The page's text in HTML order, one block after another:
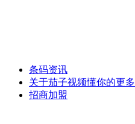
条码资讯
关于茄子视频懂你的更多
招商加盟